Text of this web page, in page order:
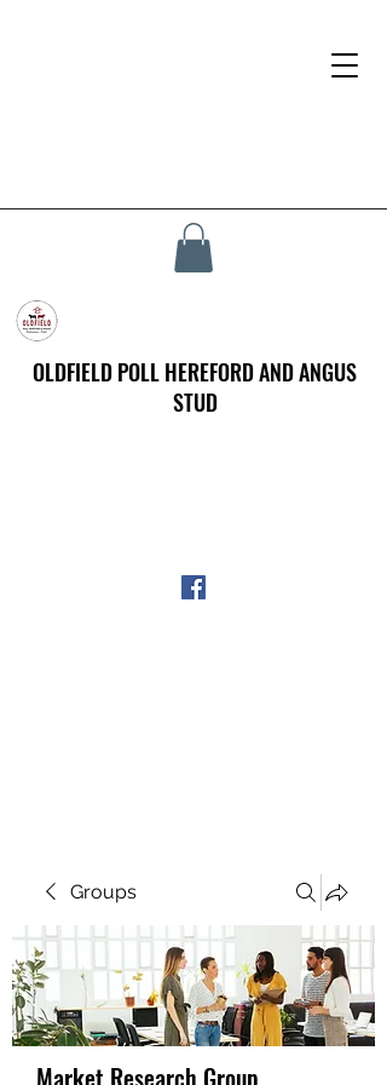
OLDFIELD POLL HEREFORD AND ANGUS
STUD
Groups
Market Research Group